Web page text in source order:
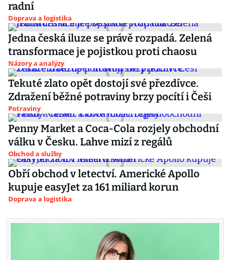
radní
Doprava a logistika
Jedna česká iluze se právě rozpadá. Zelená
transformace je pojistkou proti chaosu
Názory a analýzy
Tekuté zlato opět dostojí své přezdívce.
Zdražení běžné potraviny brzy pocítí i Češi
Potraviny
Penny Market a Coca-Cola rozjely obchodní
válku v Česku. Lahve mizí z regálů
Obchod a služby
Obří obchod v letectví. Americké Apollo
kupuje easyJet za 161 miliard korun
Doprava a logistika